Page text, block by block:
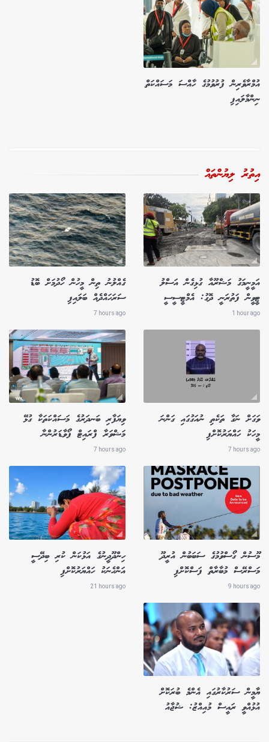
އުމްރާވެރިން ފުރުވުމުގެ ހާއްސަ މަސައްކަތް
ނިންމާލައިފި
އިތުރު ލިޔުންތައް
އަމީނީމަގު މަޝްރޫއާ ގުޅިގެން އަސްލު
ޓީވީން ފަތުރަނީ ދޮގު: އެމްޓީސީސީ
1 hour ago
ގެއްލުނު ތިން މީހުން ހޯދުމަށް ބޮޑު
ސަރަހައްދެއް ބަލައިފި
7 hours ago
ވަގަށް ނަގާ ތަކެތި ނުއަގުގައި ގަންނަ
މީހަކު ހައްޔަރުކޮށްފި
7 hours ago
ވިޔަފާރި ބަނދަރުގެ މަސައްކަތަކާ ގުޅޭ
މަޝްވަރާ ފްރައިޓް ފޯވާޑަރުންނާ
7 hours ago
މޫސުން ގޯސްވުމުގެ ސަބަބުން އުރީދޫ
މަސްރޭސް މުބާރާތް ފަސްކޮށްފި
9 hours ago
ހިންދޫދީނުގެ އަޅުކަން ކުރި ބިދޭސީ
އަންހެނަކު ހައްޔަރުކޮށްފި
21 hours ago
ޔާމީން ސަރުކާރުގައި އެންމެ ބުރަކޮށް
އުޅުއްވީ ރައީސް މުއިއްޒު: ޝުޖާއު